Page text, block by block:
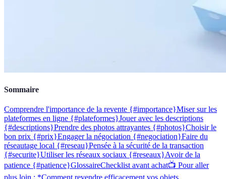
Sommaire
Comprendre l'importance de la revente {#importance}Miser sur les
plateformes en ligne {#plateformes}Jouer avec les descriptions
{#descriptions}Prendre des photos attrayantes {#photos}Choisir le
bon prix {#prix}Engager la négociation {#negociation}Faire du
réseautage local {#reseau}Pensée à la sécurité de la transaction
{#securite}Utiliser les réseaux sociaux {#reseaux}Avoir de la
patience {#patience}GlossaireChecklist avant achat📺 Pour aller